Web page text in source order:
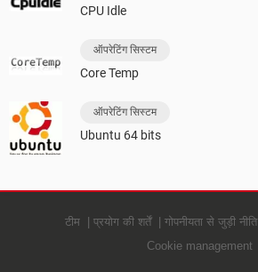
CPU Idle
ऑपरेटिंग सिस्टम
Core Temp
ऑपरेटिंग सिस्टम
Ubuntu 64 bits
टीम प्रयोग की शर्तें गोपनीयता से जुड़ी नीति
Cookie management